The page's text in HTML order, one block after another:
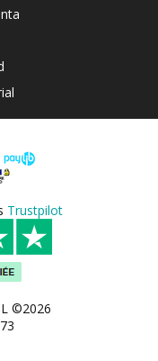
Trustpilot
©2026